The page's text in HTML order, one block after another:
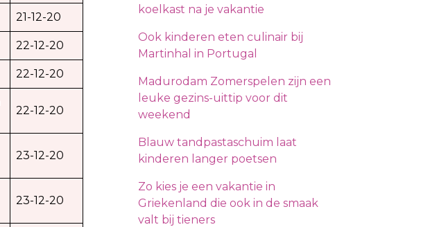
21-12-20
22-12-20
22-12-20
22-12-20
23-12-20
23-12-20
koelkast na je vakantie
Ook kinderen eten culinair bij
Martinhal in Portugal
Madurodam Zomerspelen zijn een
leuke gezins-uittip voor dit
weekend
Blauw tandpastaschuim laat
kinderen langer poetsen
Zo kies je een vakantie in
Griekenland die ook in de smaak
valt bij tieners